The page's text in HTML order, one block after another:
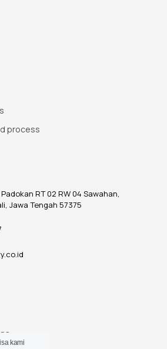
process
RT 02 RW 04 Sawahan,
Jawa Tengah 57375
kami